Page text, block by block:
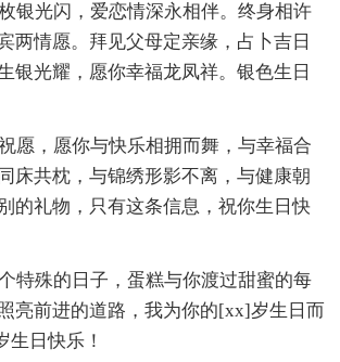
银光闪，爱恋情深永相伴。终身相许
两情愿。拜见父母定亲缘，占卜吉日
银光耀，愿你幸福龙凤祥。银色生日
愿，愿你与快乐相拥而舞，与幸福合
床共枕，与锦绣形影不离，与健康朝
的礼物，只有这条信息，祝你生日快
特殊的日子，蛋糕与你渡过甜蜜的每
亮前进的道路，我为你的[xx]岁生日而
日快乐！